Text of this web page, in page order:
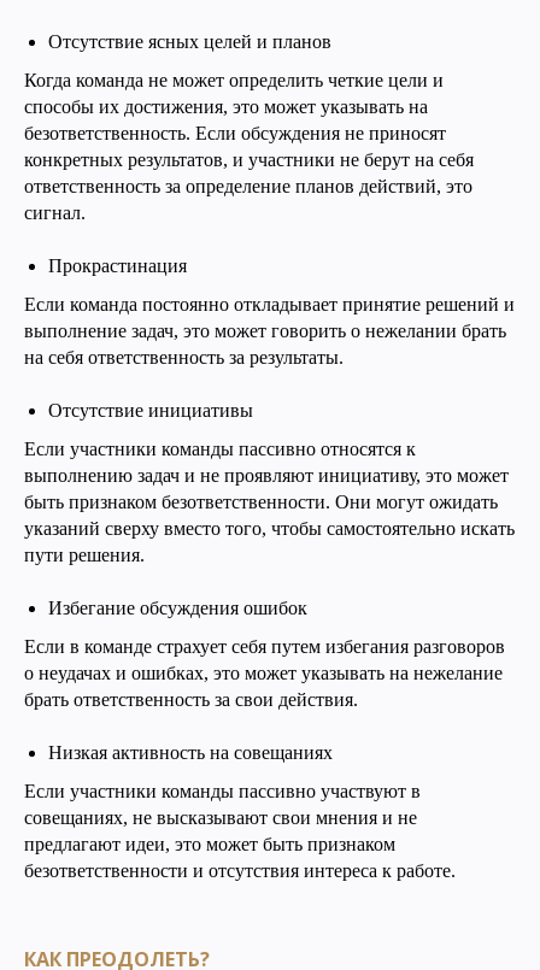
Отсутствие ясных целей и планов
Когда команда не может определить четкие цели и
способы их достижения, это может указывать на
безответственность. Если обсуждения не приносят
конкретных результатов, и участники не берут на себя
ответственность за определение планов действий, это
сигнал.
Прокрастинация
Если команда постоянно откладывает принятие решений и
выполнение задач, это может говорить о нежелании брать
на себя ответственность за результаты.
Отсутствие инициативы
Если участники команды пассивно относятся к
выполнению задач и не проявляют инициативу, это может
быть признаком безответственности. Они могут ожидать
указаний сверху вместо того, чтобы самостоятельно искать
пути решения.
Избегание обсуждения ошибок
Если в команде страхует себя путем избегания разговоров
о неудачах и ошибках, это может указывать на нежелание
брать ответственность за свои действия.
Низкая активность на совещаниях
Если участники команды пассивно участвуют в
совещаниях, не высказывают свои мнения и не
предлагают идеи, это может быть признаком
безответственности и отсутствия интереса к работе.
КАК ПРЕОДОЛЕТЬ?